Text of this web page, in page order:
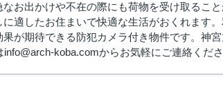
お出かけや不在の際にも荷物を受け取るこ
適したお住まいで快適な生活がおくれます
が期待できる防犯カメラ付き物件です。神
info@arch-koba.comからお気軽にご連絡くださ